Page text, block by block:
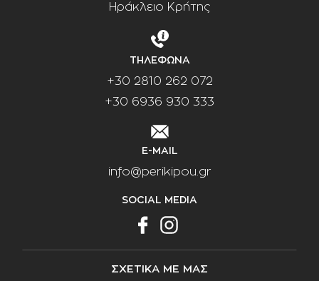
Ηράκλειο Κρήτης
ΤΗΛΕΦΩΝΑ
+30 2810 262 072
+30 6936 930 333
E-MAIL
info@perikipou.gr
SOCIAL MEDIA
ΣΧΕΤΙΚΑ ΜΕ ΜΑΣ